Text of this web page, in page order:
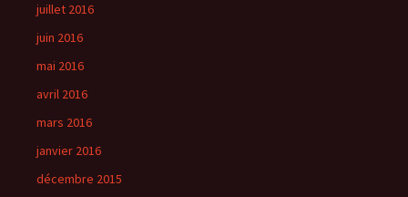
juillet 2016
juin 2016
mai 2016
avril 2016
mars 2016
janvier 2016
décembre 2015